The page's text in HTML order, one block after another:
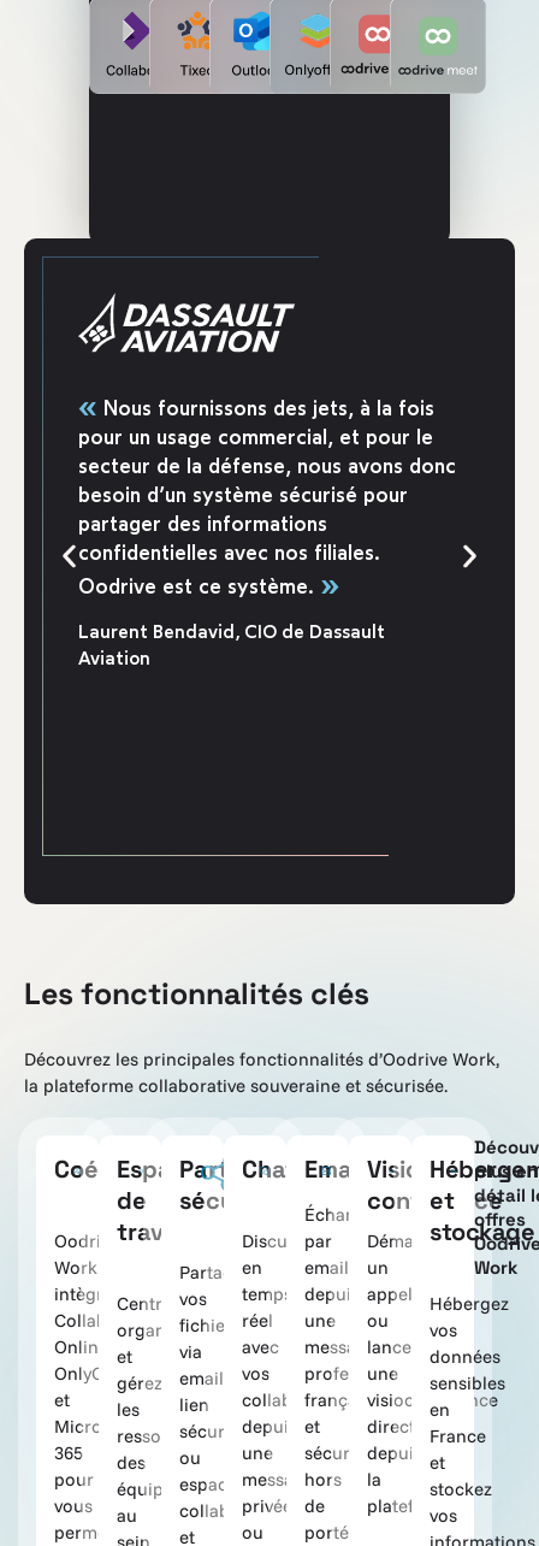
« Nous fournissons des jets, à la fois
pour un usage commercial, et pour le
secteur de la défense, nous avons donc
besoin d’un système sécurisé pour
partager des informations
confidentielles avec nos filiales.
Oodrive est ce système. »
Laurent Bendavid, CIO de Dassault
Aviation
Les fonctionnalités clés
Découvrez les principales fonctionnalités d’Oodrive Work,
la plateforme collaborative souveraine et sécurisée.
Coédition
Oodrive
Work
intègre
Collabora
Online,
OnlyOffice
et
Microsoft
365
pour
vous
permettre
Espace
de
travail
Centralisez,
organisez
et
gérez
les
ressources
des
équipes
au
Partage
sécurisé
Partagez
vos
fichiers
via
email,
lien
sécurisé
ou
espace
collaboratif,
et
Chat
Discutez
en
temps
réel
avec
vos
collaborateurs,
depuis
une
messagerie
privée
ou
Email
Échangez
par
email
depuis
une
messagerie
professionnelle
française
et
sécurisée
hors
de
portée
Visio
conférence
Démarrez
un
appel
ou
lancez
une
visioconférence
directement
depuis
la
plateforme.
et
stockage
Hébergez
vos
données
sensibles
en
France
et
stockez
vos
plus en
détail
offres
Work